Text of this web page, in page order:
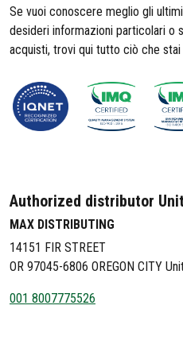
Se vuoi conoscere meglio gli
desideri informazioni particolari o
acquisti, trovi qui tutto ciò che stai
Authorized distributor
MAX DISTRIBUTING
14151 FIR STREET
OR 97045-6806 OREGON CITY
001 8007775526